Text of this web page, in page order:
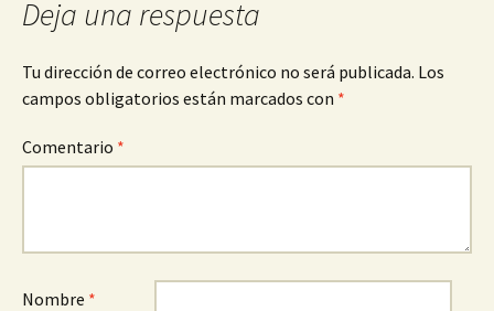
Deja una respuesta
Tu dirección de correo electrónico no será publicada. Los
campos obligatorios están marcados con *
Comentario *
Nombre *